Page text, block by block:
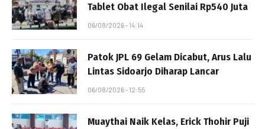
Tablet Obat Ilegal Senilai Rp540 Juta
06/08/2026 - 14:14
Patok JPL 69 Gelam Dicabut, Arus Lalu
Lintas Sidoarjo Diharap Lancar
06/08/2026 - 12:55
Muaythai Naik Kelas, Erick Thohir Puji